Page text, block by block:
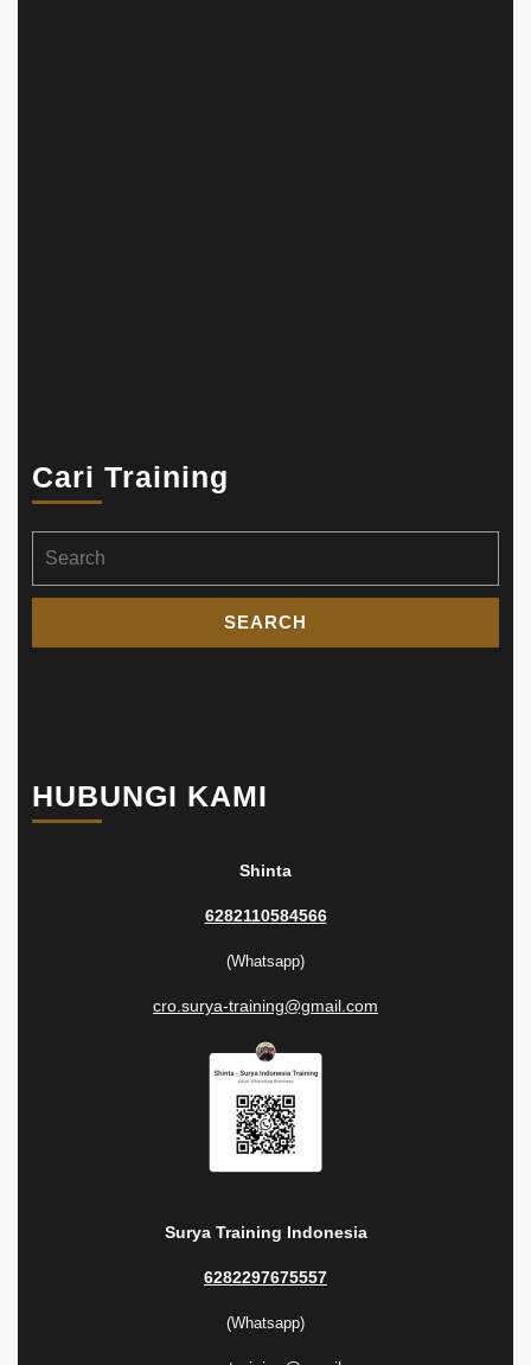
Cari Training
for:
HUBUNGI KAMI
Shinta
6282110584566
(Whatsapp)
cro.surya-training@gmail.com
Surya Training Indonesia
6282297675557
(Whatsapp)